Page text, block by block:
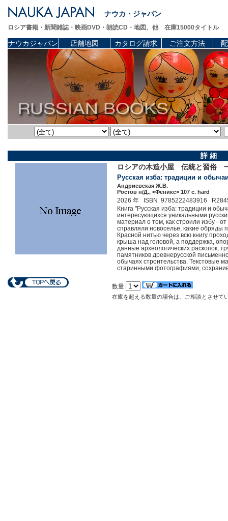
ナウカ・ジャパン
ロシア書籍・新聞雑誌・映画DVD・朗読CD・地図、他 在庫15000タイトル
ナウカジャパン 店舗地図 カタログ請求 ご注文方法
詳 細
ロシアの木造小屋 伝統と習俗
Русская изба: традиции и
Андриевская Ж.В.
Ростов н/Д., <Феникс> 107 c. hard
2026 年 ISBN 9785222483916
Книга "Русская изба: традиции и
интересующихся уникальными
материал о том, как строили избу -
справляли новоселье, какие обряды
Красной нитью через всю книгу
крыша над головой, а поддержка,
данные археологических раскопок,
памятников древнерусской
обычаях строительства. Текстовые
старинными фотографиями,
数量
在庫を超える数量の場合は、ご相談とさせて